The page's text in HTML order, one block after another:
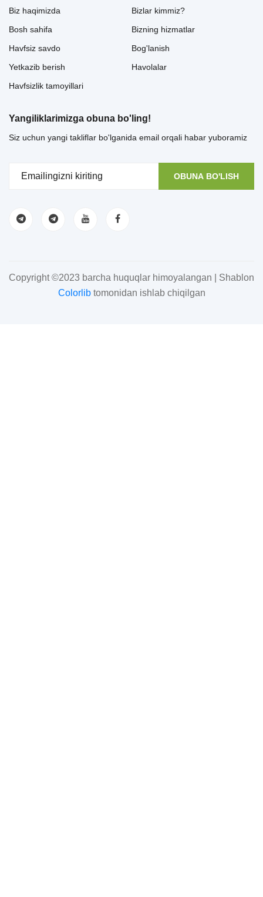
Biz haqimizda
Bosh sahifa
Havfsiz savdo
Yetkazib berish
Havfsizlik tamoyillari
Bizlar kimmiz?
Bizning hizmatlar
Bog'lanish
Havolalar
Yangiliklarimizga obuna bo'ling!
Siz uchun yangi takliflar bo'lganida email orqali habar yuboramiz
OBUNA BO'LISH
Copyright ©2023 barcha huquqlar himoyalangan | Shablon
Colorlibtomonidan ishlab chiqilgan